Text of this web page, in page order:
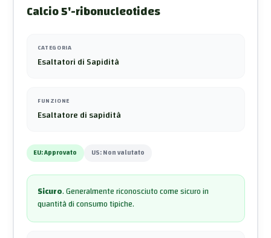
Calcio 5'-ribonucleotides
CATEGORIA
Esaltatori di Sapidità
FUNZIONE
Esaltatore di sapidità
EU:Approvato US:Non valutato
Sicuro.Generalmente riconosciuto come sicuro in
quantità di consumo tipiche.